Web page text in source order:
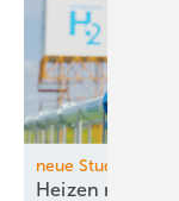
neue Studie der
Heizen mit